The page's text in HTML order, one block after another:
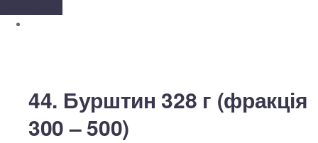
44. Бурштин 328 г (фракція
300 – 500)